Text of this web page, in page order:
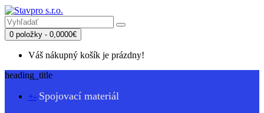
0 položky - 0,0000€
Váš nákupný košík je prázdny!
heading_title
+- Spojovací materiál